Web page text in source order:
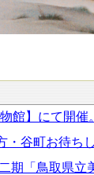
館】にて開催
・谷町お待ち
期「鳥取県